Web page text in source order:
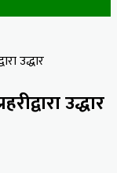
उद्धार
उद्धार